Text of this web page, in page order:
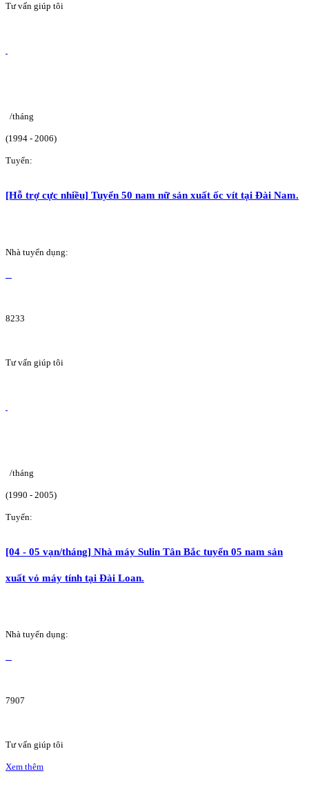
Tư vấn giúp tôi
/tháng
(1994 - 2006)
Tuyển:
[Hỗ trợ cực nhiều] Tuyển 50 nam nữ sản xuất ốc vít tại Đài Nam.
Nhà tuyển dụng:
8233
Tư vấn giúp tôi
/tháng
(1990 - 2005)
Tuyển:
[04 - 05 vạn/tháng] Nhà máy Sulin Tân Bắc tuyển 05 nam sản
xuất vỏ máy tính tại Đài Loan.
Nhà tuyển dụng:
7907
Tư vấn giúp tôi
Xem thêm